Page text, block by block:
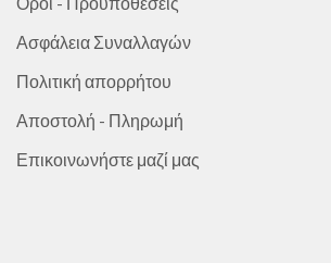
Ασφάλεια Συναλλαγών
Πολιτική απορρήτου
Αποστολή - Πληρωμή
Επικοινωνήστε μαζί μας